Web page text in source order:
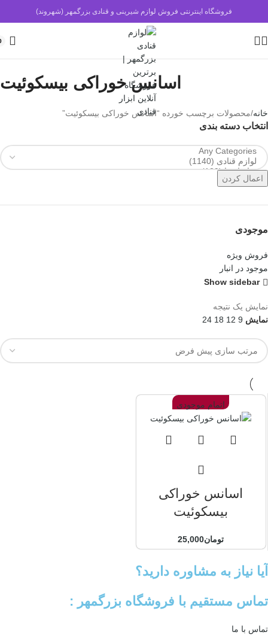
فروشگاه اینترنتی فروش لوازم شیرینی و قنادی بزرگمهر (شهروند)
اسانس خوراکی بیسکوئیت
خانه محصولات برچسب خورده “اسانس خوراکی بیسکوئیت”
انتخاب دسته بندی
اعمال کردن
موجودی
فروش ویژه
موجود در انبار
Show sidebar
نمایش یک نتیجه
نمایش 9
12
18
24
اتمام موجودی
اسانس خوراکی
بیسکوئیت
تومان25,000
آیا نیاز به مشاوره دارید؟
تماس مستقیم با فروشگاه بزرگمهر :
تماس با ما